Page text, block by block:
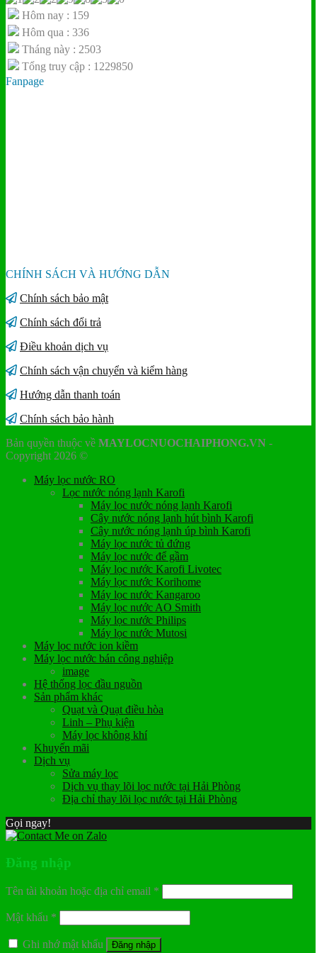
Hôm nay : 159
Hôm qua : 336
Tháng này : 2503
Tổng truy cập : 1229850
Fanpage
CHÍNH SÁCH VÀ HƯỚNG DẪN
Chính sách bảo mật
Chính sách đổi trả
Điều khoản dịch vụ
Chính sách vận chuyển và kiểm hàng
Hướng dẫn thanh toán
Chính sách bảo hành
Bản quyền thuộc về MAYLOCNUOCHAIPHONG.VN -
Copyright 2026 ©
Máy lọc nước RO
Lọc nước nóng lạnh Karofi
Máy lọc nước nóng lạnh Karofi
Cây nước nóng lạnh hút bình Karofi
Cây nước nóng lạnh úp bình Karofi
Máy lọc nước tủ đứng
Máy lọc nước để gầm
Máy lọc nước Karofi Livotec
Máy lọc nước Korihome
Máy lọc nước Kangaroo
Máy lọc nước AO Smith
Máy lọc nước Philips
Máy lọc nước Mutosi
Máy lọc nước ion kiềm
Máy lọc nước bán công nghiệp
image
Hệ thống lọc đầu nguồn
Sản phẩm khác
Quạt và Quạt điều hòa
Linh – Phụ kiện
Máy lọc không khí
Khuyến mãi
Dịch vụ
Sửa máy lọc
Dịch vụ thay lõi lọc nước tại Hải Phòng
Địa chỉ thay lõi lọc nước tại Hải Phòng
Gọi ngay!
Đăng nhập
Tên tài khoản hoặc địa chỉ email *
Mật khẩu *
Ghi nhớ mật khẩu Đăng nhập